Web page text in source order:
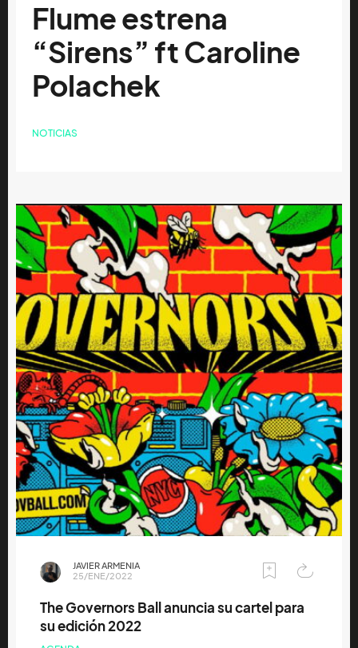
Flume estrena
“Sirens” ft Caroline
Polachek
NOTICIAS
JAVIER ARMENIA
25/ENE/2022
The Governors Ball anuncia su cartel para
su edición 2022